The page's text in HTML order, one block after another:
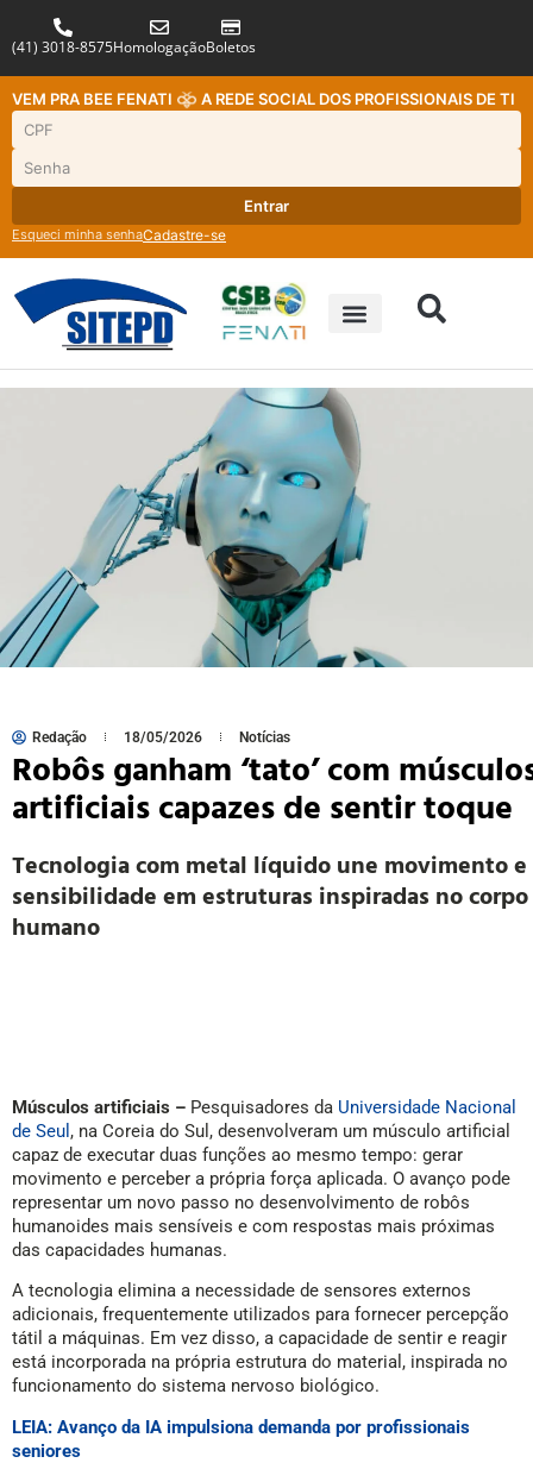
(41) 3018-8575HomologaçãoBoletos
VEM PRA BEE FENATI A REDE SOCIAL DOS PROFISSIONAIS DE TI
Entrar
Esqueci minha senhaCadastre-se
Redação 18/05/2026 Notícias
Robôs ganham ‘tato’ com
artificiais capazes de sentir toque
Tecnologia com metal líquido une movimento e
sensibilidade em estruturas inspiradas no corpo
humano
Músculos artificiais – Pesquisadores da Universidade Nacional
de Seul , na Coreia do Sul, desenvolveram um músculo artificial
capaz de executar duas funções ao mesmo tempo: gerar
movimento e perceber a própria força aplicada. O avanço pode
representar um novo passo no desenvolvimento de robôs
humanoides mais sensíveis e com respostas mais próximas
das capacidades humanas.
A tecnologia elimina a necessidade de sensores externos
adicionais, frequentemente utilizados para fornecer percepção
tátil a máquinas. Em vez disso, a capacidade de sentir e reagir
está incorporada na própria estrutura do material, inspirada no
funcionamento do sistema nervoso biológico.
LEIA: Avanço da IA impulsiona demanda por profissionais
seniores